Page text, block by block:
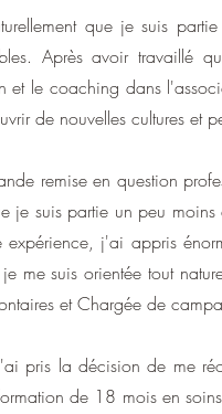
que je suis
Après avoir travaillé
et le coaching dans
de nouvelles cultures et
remise en question
je suis partie un peu
j'ai appris
me suis orientée tout
et Chargée de
pris la décision de me
de 18 mois en